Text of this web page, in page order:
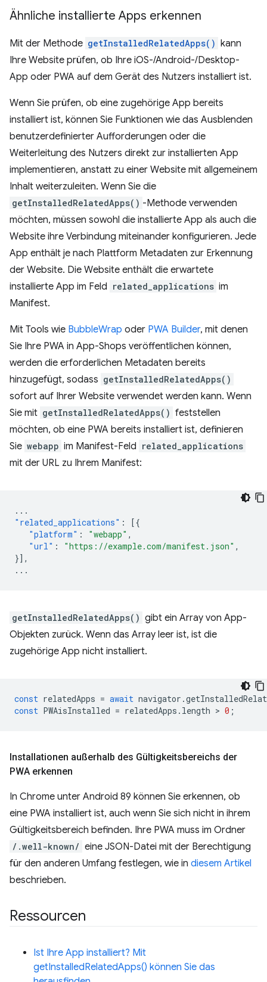
Ähnliche installierte Apps erkennen
Mit der Methode getInstalledRelatedApps() kann
Ihre Website prüfen, ob Ihre iOS-/Android-/Desktop-
App oder PWA auf dem Gerät des Nutzers installiert ist.
Wenn Sie prüfen, ob eine zugehörige App bereits
installiert ist, können Sie Funktionen wie das Ausblenden
benutzerdefinierter Aufforderungen oder die
Weiterleitung des Nutzers direkt zur installierten App
implementieren, anstatt zu einer Website mit allgemeinem
Inhalt weiterzuleiten. Wenn Sie die
getInstalledRelatedApps() -Methode verwenden
möchten, müssen sowohl die installierte App als auch die
Website ihre Verbindung miteinander konfigurieren. Jede
App enthält je nach Plattform Metadaten zur Erkennung
der Website. Die Website enthält die erwartete
installierte App im Feld related_applications im
Manifest.
Mit Tools wie BubbleWrap oder PWA Builder, mit denen
Sie Ihre PWA in App-Shops veröffentlichen können,
werden die erforderlichen Metadaten bereits
hinzugefügt, sodass getInstalledRelatedApps()
sofort auf Ihrer Website verwendet werden kann. Wenn
Sie mit getInstalledRelatedApps() feststellen
möchten, ob eine PWA bereits installiert ist, definieren
Sie webapp im Manifest-Feld related_applications
mit der URL zu Ihrem Manifest:
...
"related_applications" :
[{
"platform" : "webapp" ,
"url" : "https://example.com/manifest.json" ,
}],
...
getInstalledRelatedApps() gibt ein Array von App-
Objekten zurück. Wenn das Array leer ist, ist die
zugehörige App nicht installiert.
const relatedApps = await navigator .
const PWAisInstalled = relatedApps . length > 0 ;
Installationen außerhalb des Gültigkeitsbereichs der
PWA erkennen
In Chrome unter Android 89 können Sie erkennen, ob
eine PWA installiert ist, auch wenn Sie sich nicht in ihrem
Gültigkeitsbereich befinden. Ihre PWA muss im Ordner
/.well-known/ eine JSON-Datei mit der Berechtigung
für den anderen Umfang festlegen, wie in diesem Artikel
beschrieben.
Ressourcen
Ist Ihre App installiert? Mit
getInstalledRelatedApps() können Sie das